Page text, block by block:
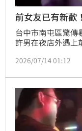
前女友已有新歡
台中市南屯區驚傳
許男在夜店外遇上
許男盛怒之下與王
將依傷害罪嫌移送
2026/07/14 01:12